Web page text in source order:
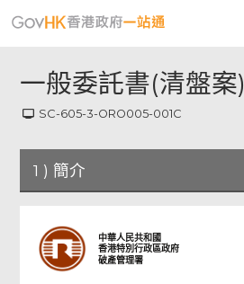
一般委託書(清盤案)
SC-605-3-ORO005-001C
1 ) 簡介
中華人民共和國
香港特別行政區政府
破產管理署